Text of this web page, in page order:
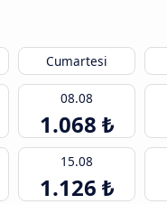
Cumartesi
08.08
1.068 ₺
15.08
1.126 ₺